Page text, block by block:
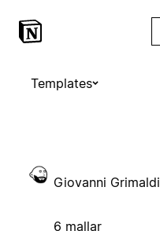
Templates
Giovanni Grimaldi
6 mallar